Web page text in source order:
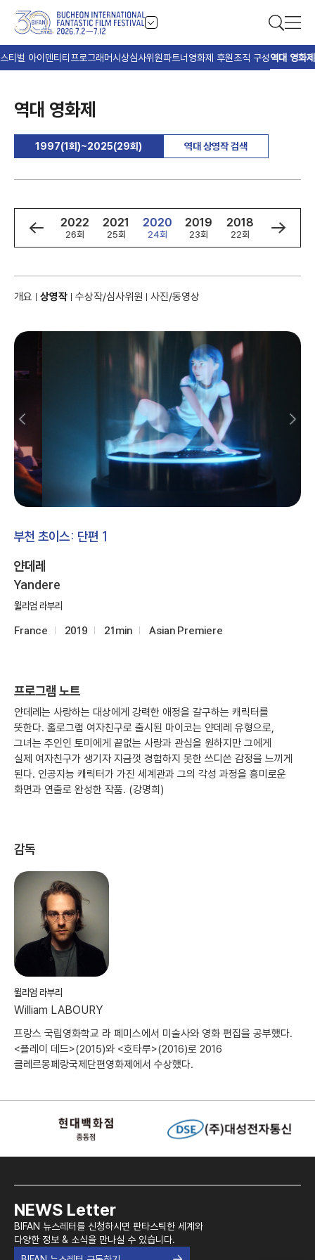
티벌 아이덴티티 프로그래머시상심사위원파트너 영화제 후원조직 구성역대 영화제
역대 영화제
1997(1회)~2025(29회) 역대 상영작 검색
2023
27회
2022
26회
2021
25회
2020
24회
2019
23회
2018
22회
2017
21회
개요 상영작 수상작/심사위원 사진/동영상
부천 초이스: 단편 1
얀데레
Yandere
윌리엄 라부리
France 2019 21min Asian Premiere
프로그램 노트
얀데레는 사랑하는 대상에게 강력한 애정을 갈구하는 캐릭터를
뜻한다. 홀로그램 여자친구로 출시된 마이코는 얀데레 유형으로,
그녀는 주인인 토미에게 끝없는 사랑과 관심을 원하지만 그에게
실제 여자친구가 생기자 지금껏 경험하지 못한 쓰디쓴 감정을 느끼게
된다. 인공지능 캐릭터가 가진 세계관과 그의 각성 과정을 흥미로운
화면과 연출로 완성한 작품. (강명희)
감독
윌리엄 라부리
William LABOURY
프랑스 국립영화학교 라 페미스에서 미술사와 영화 편집을 공부했다.
<플레이 데드>(2015)와 <호타루>(2016)로 2016
클레르몽페랑국제단편영화제에서 수상했다.
NEWS Letter
BIFAN 뉴스레터를 신청하시면 판타스틱한 세계와
다양한 정보 & 소식을 만나실 수 있습니다.